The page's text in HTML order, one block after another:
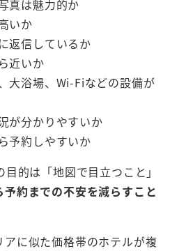
真は魅力的か
いか
返信しているか
近いか
大浴場、Wi-Fiなどの設備が
が分かりやすいか
予約しやすいか
的は「地図で目立つこと」
予約までの不安を減らすこと
に似た価格帯のホテルが複